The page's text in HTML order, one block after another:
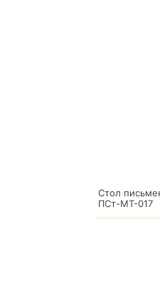
Стол
ПСт-МТ-017
14 105 р.